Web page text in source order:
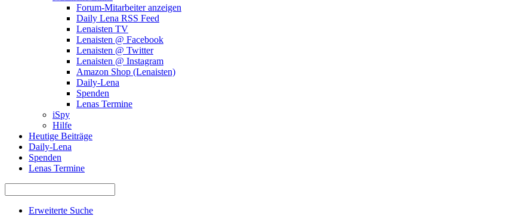
Forum-Mitarbeiter anzeigen
Daily Lena RSS Feed
Lenaisten TV
Lenaisten @ Facebook
Lenaisten @ Twitter
Lenaisten @ Instagram
Amazon Shop (Lenaisten)
Daily-Lena
Spenden
Lenas Termine
iSpy
Hilfe
Heutige Beiträge
Daily-Lena
Spenden
Lenas Termine
Erweiterte Suche